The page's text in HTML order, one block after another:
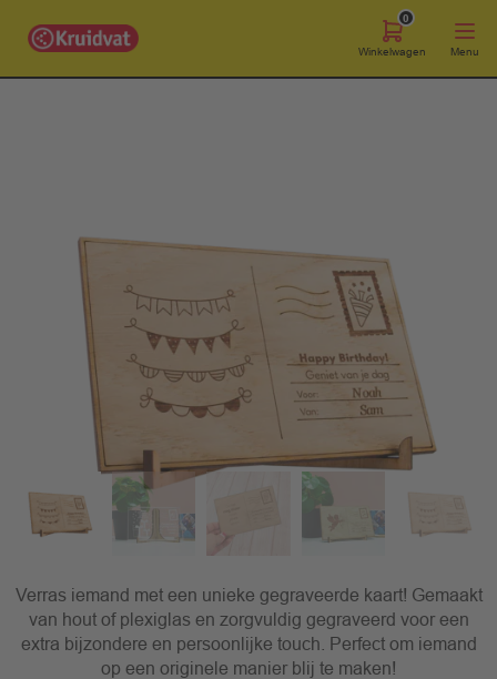
0
Winkelwagen Menu
Verras iemand met een unieke gegraveerde kaart! Gemaakt
van hout of plexiglas en zorgvuldig gegraveerd voor een
extra bijzondere en persoonlijke touch. Perfect om iemand
op een originele manier blij te maken!